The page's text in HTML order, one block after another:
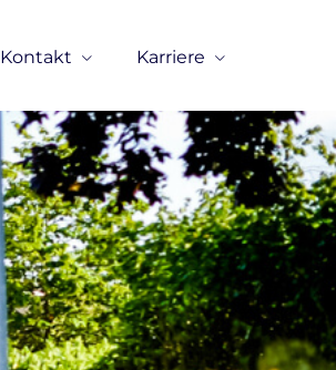
Kontakt Karriere